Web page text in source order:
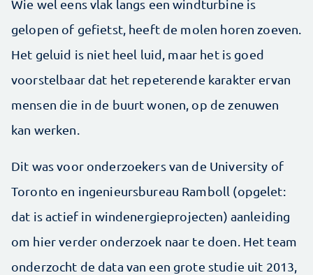
Wie wel eens vlak langs een windturbine is
gelopen of gefietst, heeft de molen horen zoeven.
Het geluid is niet heel luid, maar het is goed
voorstelbaar dat het repeterende karakter ervan
mensen die in de buurt wonen, op de zenuwen
kan werken.
Dit was voor onderzoekers van de University of
Toronto en ingenieursbureau Ramboll (opgelet:
dat is actief in windenergieprojecten) aanleiding
om hier verder onderzoek naar te doen. Het team
onderzocht de data van een grote studie uit 2013,